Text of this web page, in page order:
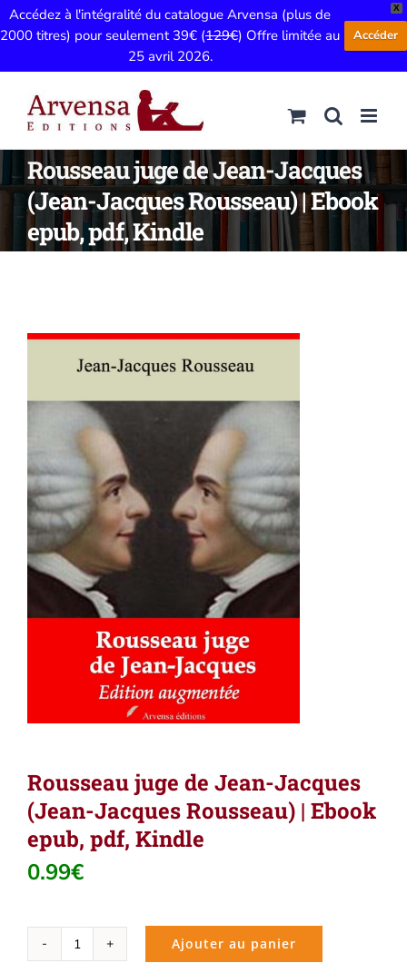
X
Accédez à l'intégralité du catalogue Arvensa (plus de
2000 titres) pour seulement 39€ (129€) Offre limitée au
25 avril 2026.
Accéder
contenu
Rousseau juge de Jean-Jacques
(Jean-Jacques Rousseau) | Ebook
epub, pdf, Kindle
Rousseau juge de Jean-Jacques
(Jean-Jacques Rousseau) | Ebook
epub, pdf, Kindle
0.99€
quantité
Ajouter au panier